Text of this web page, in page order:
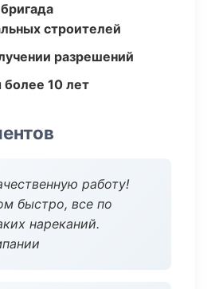
строителей
разрешений
10 лет
работу!
быстро, все по
нареканий.